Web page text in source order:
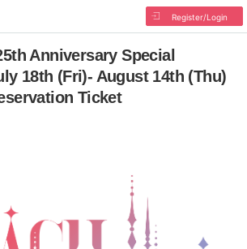
Register/Login
Anniversary Special
18th (Fri)- August 14th (Thu)
Ticket